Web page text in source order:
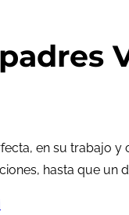
en su trabajo
hasta que